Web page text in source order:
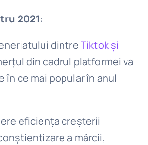
2021:
dintreTiktok și
din cadrul platformei va
în ce mai popular în anul
eficiența creșterii
a mărcii,